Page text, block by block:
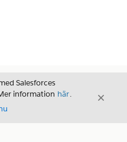
Salesforces
information här.
Stäng